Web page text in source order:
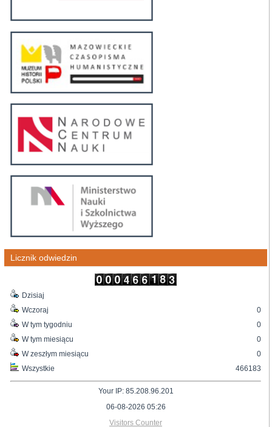
Licznik odwiedzin
Dzisiaj
Wczoraj
W tym tygodniu
W tym miesiącu
W zeszłym miesiącu
Wszystkie
0
0
0
0
466183
Your IP: 85.208.96.201
06-08-2026 05:26
Visitors Counter